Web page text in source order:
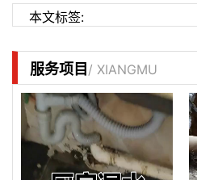
本文标签:
服务项目 / XIANGMU